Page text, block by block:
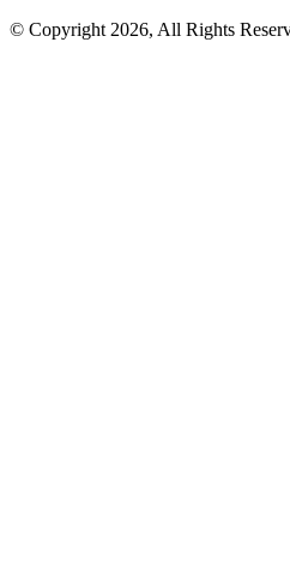
© Copyright 2026, All Rights